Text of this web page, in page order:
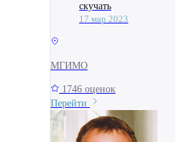
скучать
17 мар 2023
МГИМО
1746 оценок
Перейти